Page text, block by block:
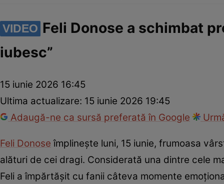
VIDEO Feli Donose a schimbat
iubesc”
15 iunie 2026 16:45
Ultima actualizare: 15 iunie 2026 19:45
Adaugă-ne ca sursă preferată în Google
Feli Donose împlinește luni, 15 iunie, frumoasa
alături de cei dragi. Considerată una dintre cele
Feli a împărtășit cu fanii câteva momente